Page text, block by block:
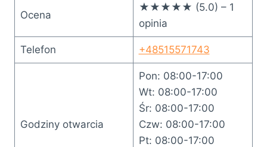
Ocena
★★★★★ (5.0) – 1
opinia
Telefon +48515571743
Godziny otwarcia
Pon: 08:00-17:00
Wt: 08:00-17:00
Śr: 08:00-17:00
Czw: 08:00-17:00
Pt: 08:00-17:00